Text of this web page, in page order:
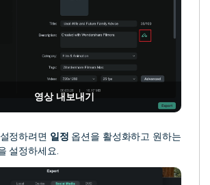
영상 내보내기
정하려면 일정 옵션을 활성화하고 원하는
설정하세요.